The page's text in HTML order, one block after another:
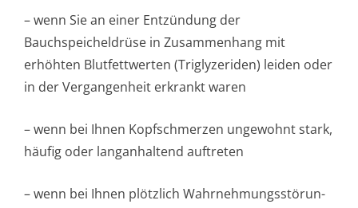
– wenn Sie an einer Entzündung der
Bauchspeicheldrüse in Zusammenhang mit
erhöhten Blutfettwerten (Triglyzeriden) leiden oder
in der Vergangenheit erkrankt waren
– wenn bei Ihnen Kopfschmerzen ungewohnt stark,
häufig oder langanhaltend auftreten
– wenn bei Ihnen plötzlich Wahrnehmungsstörun­